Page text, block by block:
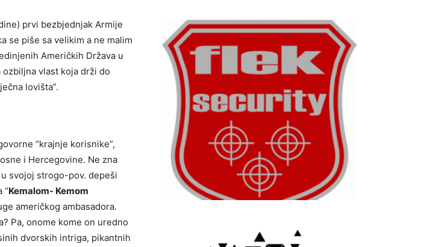
prvi bezbjednjak Armije
se piše sa velikim a ne malim
Američkih Država u
vlast koja drži do
lovišta”.
“krajnje korisnike”,
i Hercegovine. Ne zna
svojoj strogo-pov. depeši
“Kemalom- Kemom
američkog ambasadora.
Pa, onome kome on uredno
dvorskih intriga, pikantnih